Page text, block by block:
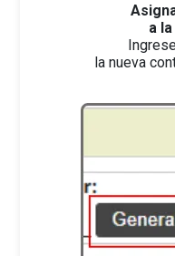
a
la nueva